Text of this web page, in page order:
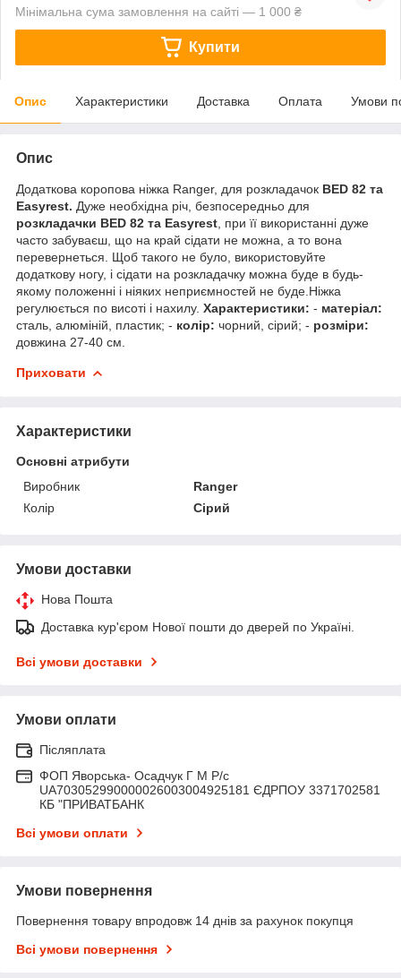
Мінімальна сума замовлення на сайті — 1 000 ₴
Купити
Опис Характеристики Доставка Оплата Умови
Опис
Додаткова коропова ніжка Ranger, для розкладачок BED 82 та
Easyrest. Дуже необхідна річ, безпосередньо для
розкладачки BED 82 та Easyrest , при її використанні дуже
часто забуваєш, що на край сідати не можна, а то вона
перевернеться. Щоб такого не було, використовуйте
додаткову ногу, і сідати на розкладачку можна буде в будь-
якому положенні і ніяких неприємностей не буде.Ніжка
регулюється по висоті і нахилу. Характеристики: - матеріал:
сталь, алюміній, пластик; - колір: чорний, сірий; - розміри:
довжина 27-40 см.
Приховати
Характеристики
Основні атрибути
Виробник
Ranger
Колір
Сірий
Умови доставки
Нова Пошта
Доставка кур'єром Нової пошти до дверей по Україні.
Всі умови доставки
Умови оплати
Післяплата
ФОП Яворська- Осадчук Г М Р/c
UA703052990000026003004925181 ЄДРПОУ 3371702581
КБ "ПРИВАТБАНК
Всі умови оплати
Умови повернення
Повернення товару впродовж 14 днів за рахунок покупця
Всі умови повернення